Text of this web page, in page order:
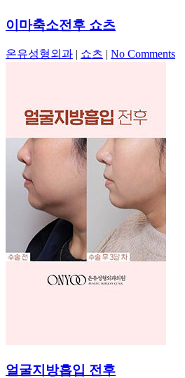
이마축소전후 쇼츠
온유성형외과 | 쇼츠 | No Comments
얼굴지방흡입 전후